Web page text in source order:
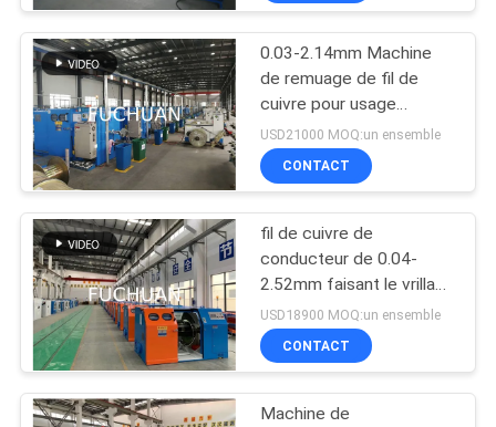
SPECTACLE
VR
PROPOS
DE
NOUS
VISITE
DE
L'USINE
Machine de torsion
de fil
47
machine bunching
double torsion
0.03-2.14mm Machine
de remuage de fil de
cuivre pour usage
industriel
USD21000 MOQ:un ensemble
CONTACT
fil de cuivre de
conducteur de 0.04-
2.52mm faisant le vrillage
liant la machine
USD18900 MOQ:un ensemble
CONTACT
Machine de